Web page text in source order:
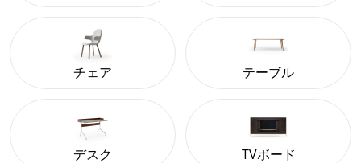
チェア テーブル
デスク TVボード